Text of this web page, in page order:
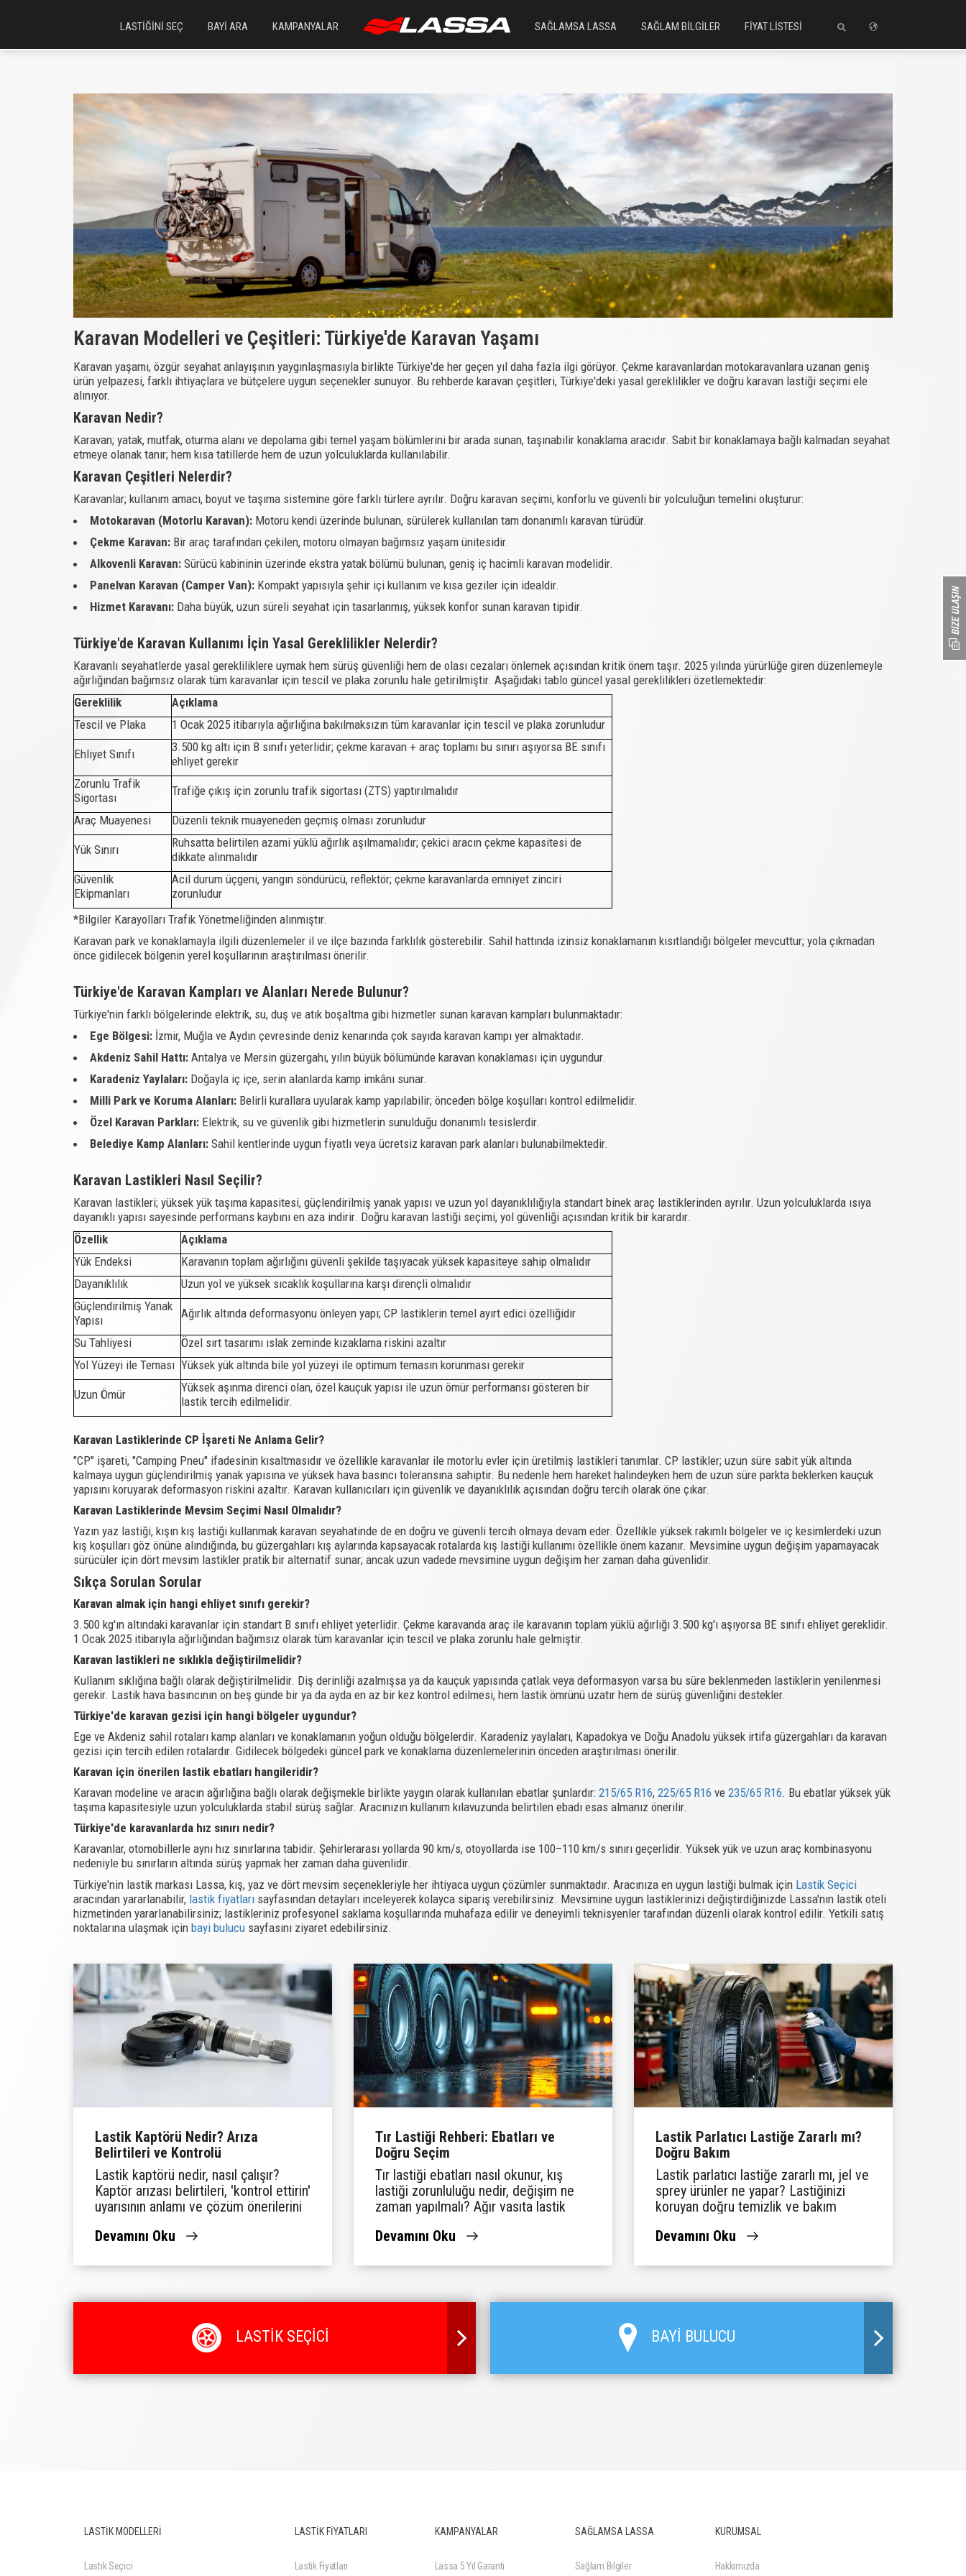
LASTİĞİNİ SEÇ BAYİ ARA KAMPANYALAR SAĞLAMSA LASSA SAĞLAM BİLGİLER FİYAT LİSTESİ
Karavan Modelleri ve Çeşitleri: Türkiye'de Karavan Yaşamı
Karavan yaşamı, özgür seyahat anlayışının yaygınlaşmasıyla birlikte Türkiye'de her geçen yıl daha fazla ilgi görüyor. Çekme karavanlardan motokaravanlara uzanan geniş
ürün yelpazesi, farklı ihtiyaçlara ve bütçelere uygun seçenekler sunuyor. Bu rehberde karavan çeşitleri, Türkiye'deki yasal gereklilikler ve doğru karavan lastiği seçimi ele
alınıyor.
Karavan Nedir?
Karavan; yatak, mutfak, oturma alanı ve depolama gibi temel yaşam bölümlerini bir arada sunan, taşınabilir konaklama aracıdır. Sabit bir konaklamaya bağlı kalmadan seyahat
etmeye olanak tanır; hem kısa tatillerde hem de uzun yolculuklarda kullanılabilir.
Karavan Çeşitleri Nelerdir?
Karavanlar; kullanım amacı, boyut ve taşıma sistemine göre farklı türlere ayrılır. Doğru karavan seçimi, konforlu ve güvenli bir yolculuğun temelini oluşturur:
Motokaravan (Motorlu Karavan): Motoru kendi üzerinde bulunan, sürülerek kullanılan tam donanımlı karavan türüdür.
Çekme Karavan: Bir araç tarafından çekilen, motoru olmayan bağımsız yaşam ünitesidir.
Alkovenli Karavan: Sürücü kabininin üzerinde ekstra yatak bölümü bulunan, geniş iç hacimli karavan modelidir.
Panelvan Karavan (Camper Van): Kompakt yapısıyla şehir içi kullanım ve kısa geziler için idealdir.
Hizmet Karavanı: Daha büyük, uzun süreli seyahat için tasarlanmış, yüksek konfor sunan karavan tipidir.
Türkiye'de Karavan Kullanımı İçin Yasal Gereklilikler Nelerdir?
Karavanlı seyahatlerde yasal gerekliliklere uymak hem sürüş güvenliği hem de olası cezaları önlemek açısından kritik önem taşır. 2025 yılında yürürlüğe giren düzenlemeyle
ağırlığından bağımsız olarak tüm karavanlar için tescil ve plaka zorunlu hale getirilmiştir. Aşağıdaki tablo güncel yasal gereklilikleri özetlemektedir:
Gereklilik
Açıklama
Tescil ve Plaka
1 Ocak 2025 itibarıyla ağırlığına bakılmaksızın tüm karavanlar için tescil ve plaka zorunludur
Ehliyet Sınıfı
3.500 kg altı için B sınıfı yeterlidir; çekme karavan + araç toplamı bu sınırı aşıyorsa BE sınıfı
ehliyet gerekir
Zorunlu Trafik
Sigortası
Trafiğe çıkış için zorunlu trafik sigortası (ZTS) yaptırılmalıdır
Araç Muayenesi Düzenli teknik muayeneden geçmiş olması zorunludur
Yük Sınırı
Ruhsatta belirtilen azami yüklü ağırlık aşılmamalıdır; çekici aracın çekme kapasitesi de
dikkate alınmalıdır
Güvenlik
Ekipmanları
Acil durum üçgeni, yangın söndürücü, reflektör; çekme karavanlarda emniyet zinciri
zorunludur
*Bilgiler Karayolları Trafik Yönetmeliğinden alınmıştır.
Karavan park ve konaklamayla ilgili düzenlemeler il ve ilçe bazında farklılık gösterebilir. Sahil hattında izinsiz konaklamanın kısıtlandığı bölgeler mevcuttur; yola çıkmadan
önce gidilecek bölgenin yerel koşullarının araştırılması önerilir.
Türkiye'de Karavan Kampları ve Alanları Nerede Bulunur?
Türkiye'nin farklı bölgelerinde elektrik, su, duş ve atık boşaltma gibi hizmetler sunan karavan kampları bulunmaktadır:
Ege Bölgesi: İzmir, Muğla ve Aydın çevresinde deniz kenarında çok sayıda karavan kampı yer almaktadır.
Akdeniz Sahil Hattı: Antalya ve Mersin güzergahı, yılın büyük bölümünde karavan konaklaması için uygundur.
Karadeniz Yaylaları: Doğayla iç içe, serin alanlarda kamp imkânı sunar.
Milli Park ve Koruma Alanları: Belirli kurallara uyularak kamp yapılabilir; önceden bölge koşulları kontrol edilmelidir.
Özel Karavan Parkları: Elektrik, su ve güvenlik gibi hizmetlerin sunulduğu donanımlı tesislerdir.
Belediye Kamp Alanları: Sahil kentlerinde uygun fiyatlı veya ücretsiz karavan park alanları bulunabilmektedir.
Karavan Lastikleri Nasıl Seçilir?
Karavan lastikleri; yüksek yük taşıma kapasitesi, güçlendirilmiş yanak yapısı ve uzun yol dayanıklılığıyla standart binek araç lastiklerinden ayrılır. Uzun yolculuklarda ısıya
dayanıklı yapısı sayesinde performans kaybını en aza indirir. Doğru karavan lastiği seçimi, yol güvenliği açısından kritik bir karardır.
Özellik
Açıklama
Yük Endeksi
Karavanın toplam ağırlığını güvenli şekilde taşıyacak yüksek kapasiteye sahip olmalıdır
Dayanıklılık
Uzun yol ve yüksek sıcaklık koşullarına karşı dirençli olmalıdır
Güçlendirilmiş Yanak
Yapısı
Ağırlık altında deformasyonu önleyen yapı; CP lastiklerin temel ayırt edici özelliğidir
Su Tahliyesi
Özel sırt tasarımı ıslak zeminde kızaklama riskini azaltır
Yol Yüzeyi ile Teması Yüksek yük altında bile yol yüzeyi ile optimum temasın korunması gerekir
Uzun Ömür
Yüksek aşınma direnci olan, özel kauçuk yapısı ile uzun ömür performansı gösteren bir
lastik tercih edilmelidir.
Karavan Lastiklerinde CP İşareti Ne Anlama Gelir?
"CP" işareti, "Camping Pneu" ifadesinin kısaltmasıdır ve özellikle karavanlar ile motorlu evler için üretilmiş lastikleri tanımlar. CP lastikler; uzun süre sabit yük altında
kalmaya uygun güçlendirilmiş yanak yapısına ve yüksek hava basıncı toleransına sahiptir. Bu nedenle hem hareket halindeyken hem de uzun süre parkta beklerken kauçuk
yapısını koruyarak deformasyon riskini azaltır. Karavan kullanıcıları için güvenlik ve dayanıklılık açısından doğru tercih olarak öne çıkar.
Karavan Lastiklerinde Mevsim Seçimi Nasıl Olmalıdır?
Yazın yaz lastiği, kışın kış lastiği kullanmak karavan seyahatinde de en doğru ve güvenli tercih olmaya devam eder. Özellikle yüksek rakımlı bölgeler ve iç kesimlerdeki uzun
kış koşulları göz önüne alındığında, bu güzergahları kış aylarında kapsayacak rotalarda kış lastiği kullanımı özellikle önem kazanır. Mevsimine uygun değişim yapamayacak
sürücüler için dört mevsim lastikler pratik bir alternatif sunar; ancak uzun vadede mevsimine uygun değişim her zaman daha güvenlidir.
Sıkça Sorulan Sorular
Karavan almak için hangi ehliyet sınıfı gerekir?
3.500 kg'ın altındaki karavanlar için standart B sınıfı ehliyet yeterlidir. Çekme karavanda araç ile karavanın toplam yüklü ağırlığı 3.500 kg'ı aşıyorsa BE sınıfı ehliyet gereklidir.
1 Ocak 2025 itibarıyla ağırlığından bağımsız olarak tüm karavanlar için tescil ve plaka zorunlu hale gelmiştir.
Karavan lastikleri ne sıklıkla değiştirilmelidir?
Kullanım sıklığına bağlı olarak değiştirilmelidir. Diş derinliği azalmışsa ya da kauçuk yapısında çatlak veya deformasyon varsa bu süre beklenmeden lastiklerin yenilenmesi
gerekir. Lastik hava basıncının on beş günde bir ya da ayda en az bir kez kontrol edilmesi, hem lastik ömrünü uzatır hem de sürüş güvenliğini destekler.
Türkiye'de karavan gezisi için hangi bölgeler uygundur?
Ege ve Akdeniz sahil rotaları kamp alanları ve konaklamanın yoğun olduğu bölgelerdir. Karadeniz yaylaları, Kapadokya ve Doğu Anadolu yüksek irtifa güzergahları da karavan
gezisi için tercih edilen rotalardır. Gidilecek bölgedeki güncel park ve konaklama düzenlemelerinin önceden araştırılması önerilir.
Karavan için önerilen lastik ebatları hangileridir?
Karavan modeline ve aracın ağırlığına bağlı olarak değişmekle birlikte yaygın olarak kullanılan ebatlar şunlardır: 215/65 R16, 225/65 R16 ve 235/65 R16. Bu ebatlar yüksek yük
taşıma kapasitesiyle uzun yolculuklarda stabil sürüş sağlar. Aracınızın kullanım kılavuzunda belirtilen ebadı esas almanız önerilir.
Türkiye'de karavanlarda hız sınırı nedir?
Karavanlar, otomobillerle aynı hız sınırlarına tabidir. Şehirlerarası yollarda 90 km/s, otoyollarda ise 100–110 km/s sınırı geçerlidir. Yüksek yük ve uzun araç kombinasyonu
nedeniyle bu sınırların altında sürüş yapmak her zaman daha güvenlidir.
Türkiye'nin lastik markası Lassa, kış, yaz ve dört mevsim seçenekleriyle her ihtiyaca uygun çözümler sunmaktadır. Aracınıza en uygun lastiği bulmak için Lastik Seçici
aracından yararlanabilir, lastik fiyatları sayfasından detayları inceleyerek kolayca sipariş verebilirsiniz. Mevsimine uygun lastiklerinizi değiştirdiğinizde Lassa'nın lastik oteli
hizmetinden yararlanabilirsiniz; lastikleriniz profesyonel saklama koşullarında muhafaza edilir ve deneyimli teknisyenler tarafından düzenli olarak kontrol edilir. Yetkili satış
noktalarına ulaşmak için bayi bulucu sayfasını ziyaret edebilirsiniz.
Lastik Kaptörü Nedir? Arıza
Belirtileri ve Kontrolü
Lastik kaptörü nedir, nasıl çalışır?
Kaptör arızası belirtileri, 'kontrol ettirin'
uyarısının anlamı ve çözüm önerilerini
Devamını Oku
Tır Lastiği Rehberi: Ebatları ve
Doğru Seçim
Tır lastiği ebatları nasıl okunur, kış
lastiği zorunluluğu nedir, değişim ne
zaman yapılmalı? Ağır vasıta lastik
Devamını Oku
Lastik Parlatıcı Lastiğe Zararlı mı?
Doğru Bakım
Lastik parlatıcı lastiğe zararlı mı, jel ve
sprey ürünler ne yapar? Lastiğinizi
koruyan doğru temizlik ve bakım
Devamını Oku
LASTİK SEÇİCİ BAYİ BULUCU
LASTİK MODELLERİ
Lastik Seçici
LASTİK FİYATLARI
Lastik Fiyatları
KAMPANYALAR
Lassa 5 Yıl Garanti
SAĞLAMSA LASSA
Sağlam Bilgiler
KURUMSAL
Hakkımızda